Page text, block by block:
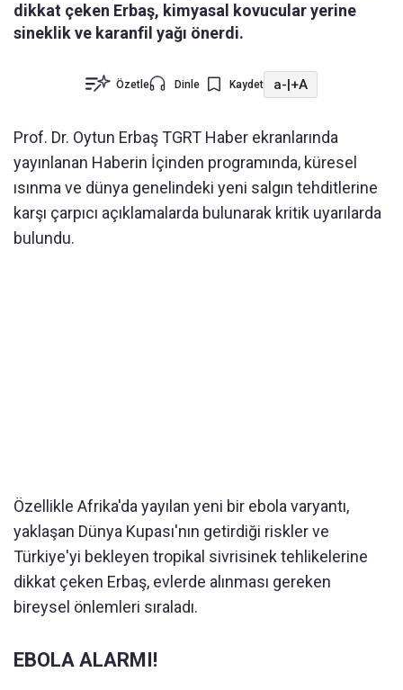
dikkat çeken Erbaş, kimyasal kovucular yerine
sineklik ve karanfil yağı önerdi.
Özetle Dinle Kaydet a-|+A
Prof. Dr. Oytun Erbaş TGRT Haber ekranlarında
yayınlanan Haberin İçinden programında, küresel
ısınma ve dünya genelindeki yeni salgın tehditlerine
karşı çarpıcı açıklamalarda bulunarak kritik uyarılarda
bulundu.
Özellikle Afrika'da yayılan yeni bir ebola varyantı,
yaklaşan Dünya Kupası'nın getirdiği riskler ve
Türkiye'yi bekleyen tropikal sivrisinek tehlikelerine
dikkat çeken Erbaş, evlerde alınması gereken
bireysel önlemleri sıraladı.
EBOLA ALARMI!